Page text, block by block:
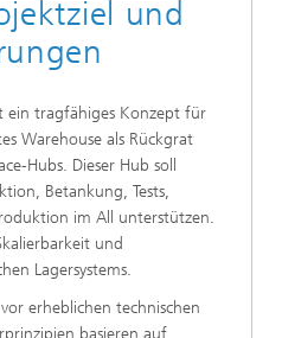
und
ein tragfähiges Konzept für
Warehouse als Rückgrat
Hubs. Dieser Hub soll
Betankung, Tests,
im All unterstützen.
und
Lagersystems.
erheblichen technischen
basieren auf